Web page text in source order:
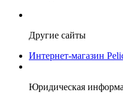
Другие сайты
Интернет-магазин
Юридическая